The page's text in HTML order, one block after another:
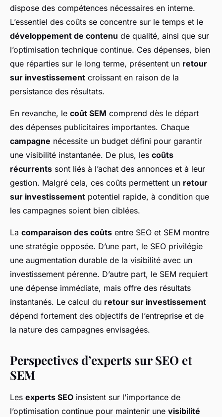
dispose des compétences nécessaires en interne.
L’essentiel des coûts se concentre sur le temps et le
développement de contenu de qualité, ainsi que sur
l’optimisation technique continue. Ces dépenses, bien
que réparties sur le long terme, présentent un retour
sur investissement croissant en raison de la
persistance des résultats.
En revanche, le coût SEM comprend dès le départ
des dépenses publicitaires importantes. Chaque
campagne nécessite un budget défini pour garantir
une visibilité instantanée. De plus, les coûts
récurrents sont liés à l’achat des annonces et à leur
gestion. Malgré cela, ces coûts permettent un retour
sur investissement potentiel rapide, à condition que
les campagnes soient bien ciblées.
La comparaison des coûts entre SEO et SEM montre
une stratégie opposée. D’une part, le SEO privilégie
une augmentation durable de la visibilité avec un
investissement pérenne. D’autre part, le SEM requiert
une dépense immédiate, mais offre des résultats
instantanés. Le calcul du retour sur investissement
dépend fortement des objectifs de l’entreprise et de
la nature des campagnes envisagées.
Perspectives d’experts sur SEO et
SEM
Les experts SEO insistent sur l’importance de
l’optimisation continue pour maintenir une visibilité